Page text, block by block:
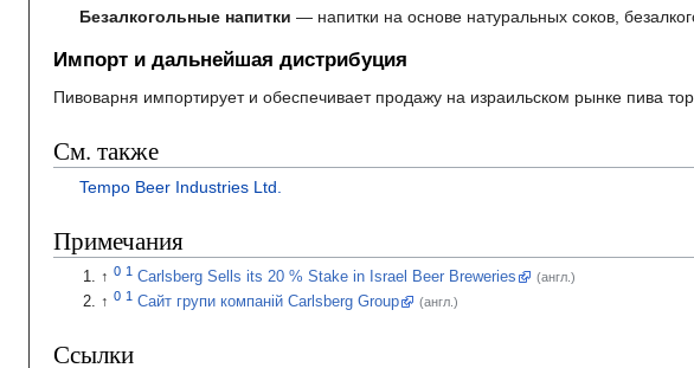
Безалкогольные напитки — напитки на основе натуральных соков,
Импорт и дальнейшая дистрибуция
Пивоварня импортирует и обеспечивает продажу на израильском рынке пива
См. также
Tempo Beer Industries Ltd.
Примечания
Carlsberg Sells its 20 % Stake in Israel Beer Breweries (англ.)
Сайт групи компаній Carlsberg Group (англ.)
Ссылки